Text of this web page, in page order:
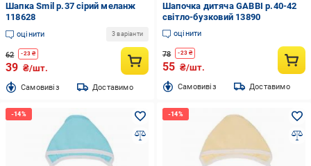
Шапка Smil р.37 сірий меланж
118628
оцінити 3 варіанти
62 -23 ₴
39 ₴/шт.
Cамовивіз Доставимо
Шапочка дитяча GABBI р.40-42
світло-бузковий 13890
оцінити
78 -23₴
55 ₴/шт.
Cамовивіз Доставимо